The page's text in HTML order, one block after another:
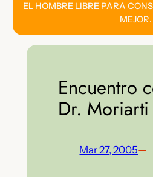
EL HOMBRE LIBRE PARA
MEJOR.
Encuentro
Dr. Moriarti
Mar 27, 2005—